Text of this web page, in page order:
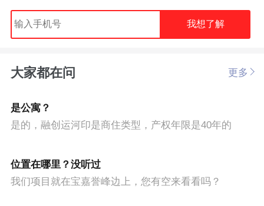
我想了解
大家都在问 更多
是公寓？
是的，融创运河印是商住类型，产权年限是40年的
位置在哪里？没听过
我们项目就在宝嘉誉峰边上，您有空来看看吗？